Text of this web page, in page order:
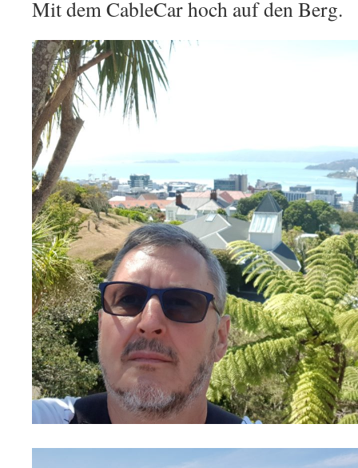
Mit dem CableCar hoch auf den Berg.